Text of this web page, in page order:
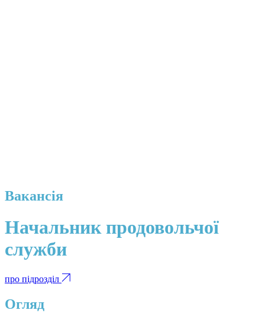
Вакансія
Начальник продовольчої
служби
про підрозділ
Огляд